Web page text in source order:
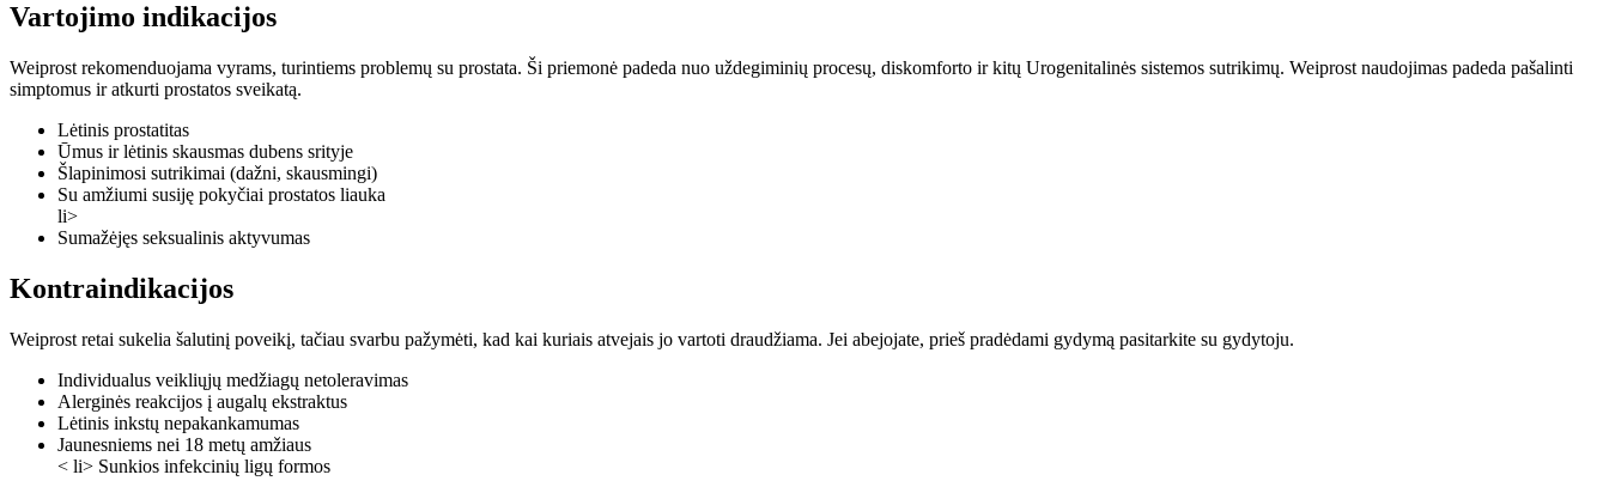
Vartojimo indikacijos
Weiprost rekomenduojama vyrams, turintiems problemų su prostata. Ši priemonė padeda nuo uždegiminių procesų, diskomforto ir kitų Urogenitalinės sistemos sutrikimų. Weiprost naudojimas padeda pašalinti
simptomus ir atkurti prostatos sveikatą.
Lėtinis prostatitas
Ūmus ir lėtinis skausmas dubens srityje
Šlapinimosi sutrikimai (dažni, skausmingi)
Su amžiumi susiję pokyčiai prostatos liauka
li>
Sumažėjęs seksualinis aktyvumas
Kontraindikacijos
Weiprost retai sukelia šalutinį poveikį, tačiau svarbu pažymėti, kad kai kuriais atvejais jo vartoti draudžiama. Jei abejojate, prieš pradėdami gydymą pasitarkite su gydytoju.
Individualus veikliųjų medžiagų netoleravimas
Alerginės reakcijos į augalų ekstraktus
Lėtinis inkstų nepakankamumas
Jaunesniems nei 18 metų amžiaus
< li> Sunkios infekcinių ligų formos